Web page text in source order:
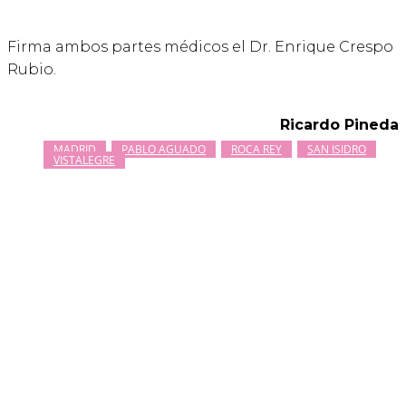
Firma ambos partes médicos el Dr. Enrique Crespo
Rubio.
Ricardo Pineda
MADRID PABLO AGUADO ROCA REY SAN ISIDRO
VISTALEGRE